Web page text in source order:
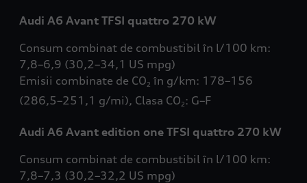
Audi A6 Avant TFSI quattro 270 kW
Consum combinat de combustibil în l/100 km:
7,8–6,9 (30,2–34,1 US mpg)
Emisii combinate de CO2 în g/km: 178–156
(286,5–251,1 g/mi), Clasa CO2: G–F
Audi A6 Avant edition one TFSI quattro 270 kW
Consum combinat de combustibil în l/100 km:
7,8–7,3 (30,2–32,2 US mpg)